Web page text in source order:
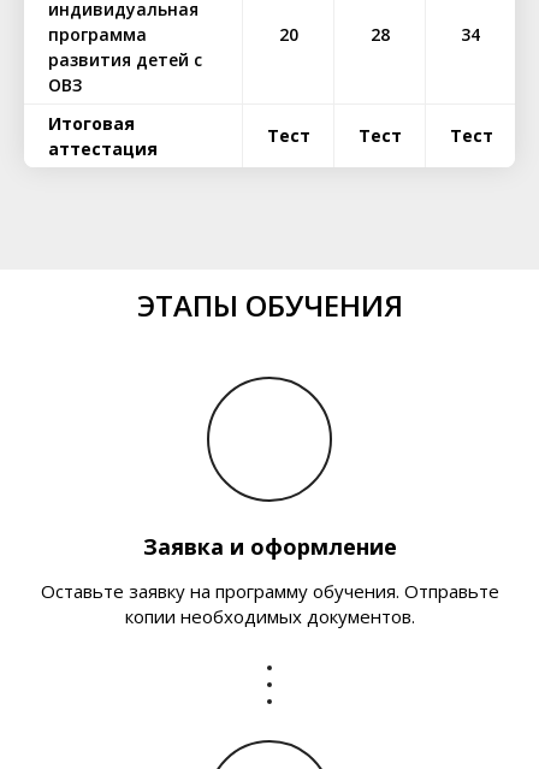
индивидуальная
программа
развития детей с
ОВЗ
20 28 34
Итоговая
аттестация
Тест Тест Тест
ЭТАПЫ ОБУЧЕНИЯ
Заявка и оформление
Оставьте заявку на программу обучения. Отправьте
копии необходимых документов.